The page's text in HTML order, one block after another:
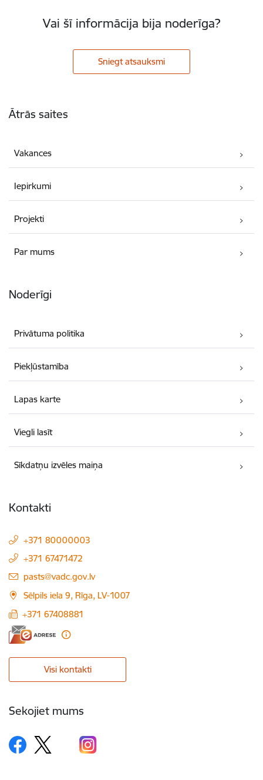
Vai šī informācija bija noderīga?
Sniegt atsauksmi
Ātrās saites
Vakances
Iepirkumi
Projekti
Par mums
Noderīgi
Privātuma politika
Piekļūstamība
Lapas karte
Viegli lasīt
Sīkdatņu izvēles maiņa
Kontakti
+371 80000003
+371 67471472
E-pasts:
pasts@vadc.gov.lv
Sēlpils iela 9, Rīga, LV-1007
+371 67408881
Visi kontakti
Sekojiet mums